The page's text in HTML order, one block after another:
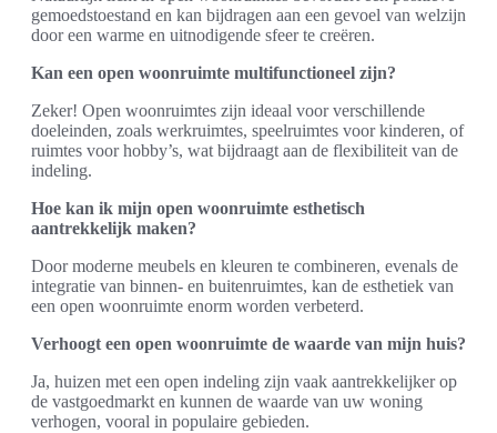
gemoedstoestand en kan bijdragen aan een gevoel van welzijn
door een warme en uitnodigende sfeer te creëren.
Kan een open woonruimte multifunctioneel zijn?
Zeker! Open woonruimtes zijn ideaal voor verschillende
doeleinden, zoals werkruimtes, speelruimtes voor kinderen, of
ruimtes voor hobby’s, wat bijdraagt aan de flexibiliteit van de
indeling.
Hoe kan ik mijn open woonruimte esthetisch
aantrekkelijk maken?
Door moderne meubels en kleuren te combineren, evenals de
integratie van binnen- en buitenruimtes, kan de esthetiek van
een open woonruimte enorm worden verbeterd.
Verhoogt een open woonruimte de waarde van mijn huis?
Ja, huizen met een open indeling zijn vaak aantrekkelijker op
de vastgoedmarkt en kunnen de waarde van uw woning
verhogen, vooral in populaire gebieden.